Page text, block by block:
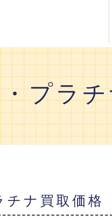
プラ
チナ買取価格